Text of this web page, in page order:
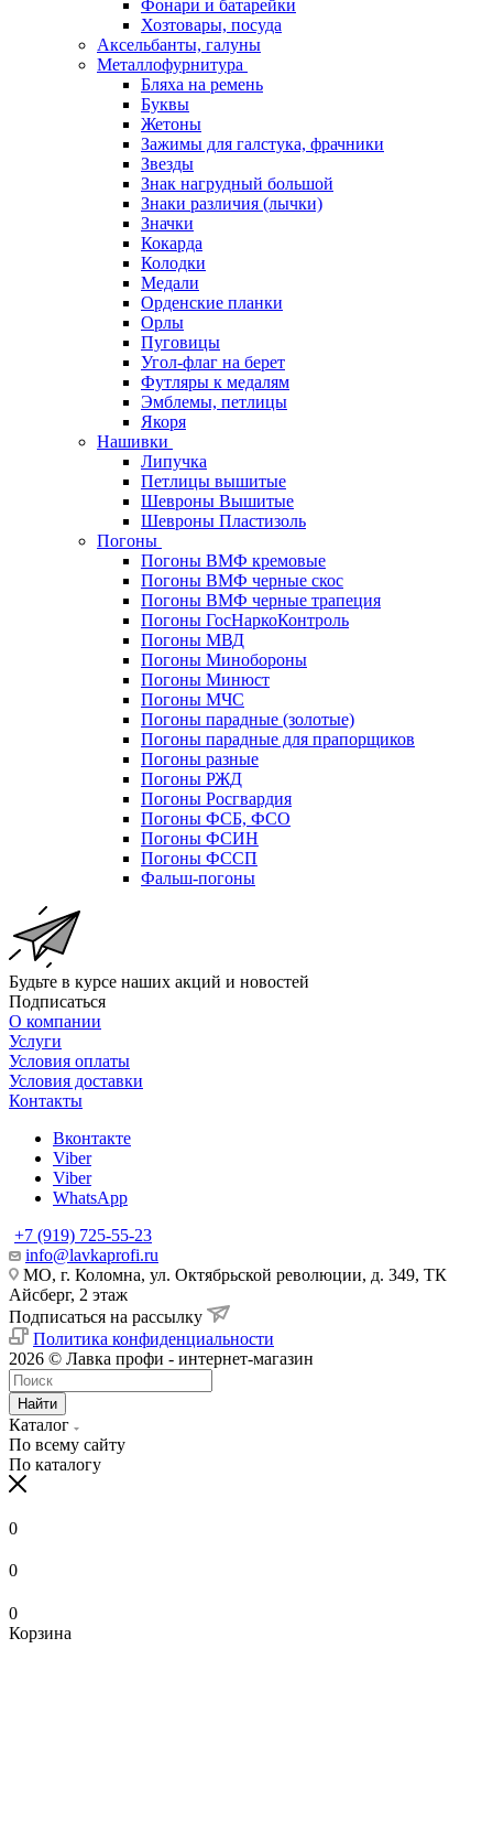
Фонари и батарейки
Хозтовары, посуда
Аксельбанты, галуны
Металлофурнитура
Бляха на ремень
Буквы
Жетоны
Зажимы для галстука, фрачники
Звезды
Знак нагрудный большой
Знаки различия (лычки)
Значки
Кокарда
Колодки
Медали
Орденские планки
Орлы
Пуговицы
Угол-флаг на берет
Футляры к медалям
Эмблемы, петлицы
Якоря
Нашивки
Липучка
Петлицы вышитые
Шевроны Вышитые
Шевроны Пластизоль
Погоны
Погоны ВМФ кремовые
Погоны ВМФ черные скос
Погоны ВМФ черные трапеция
Погоны ГосНаркоКонтроль
Погоны МВД
Погоны Минобороны
Погоны Минюст
Погоны МЧС
Погоны парадные (золотые)
Погоны парадные для прапорщиков
Погоны разные
Погоны РЖД
Погоны Росгвардия
Погоны ФСБ, ФСО
Погоны ФСИН
Погоны ФССП
Фальш-погоны
Будьте в курсе наших акций и новостей
Подписаться
О компании
Услуги
Условия оплаты
Условия доставки
Контакты
Вконтакте
Viber
Viber
WhatsApp
+7 (919) 725-55-23
info@lavkaprofi.ru
МО, г. Коломна, ул. Октябрьской революции, д. 349, ТК
Айсберг, 2 этаж
Подписаться на рассылку
Политика конфиденциальности
2026 © Лавка профи - интернет-магазин
Найти
Каталог
По всему сайту
По каталогу
0
0
0
Корзина